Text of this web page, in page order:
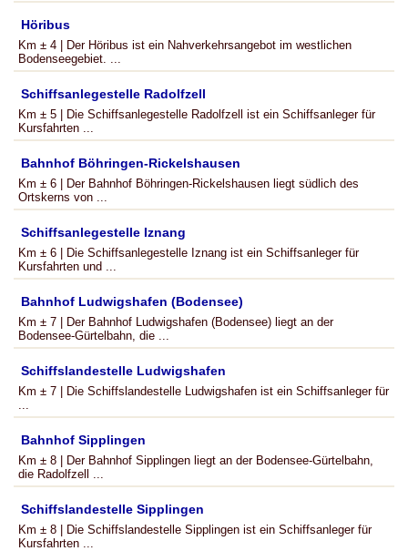
Höribus
Km ± 4 | Der Höribus ist ein Nahverkehrsangebot im westlichen
Bodenseegebiet. ...
Schiffsanlegestelle Radolfzell
Km ± 5 | Die Schiffsanlegestelle Radolfzell ist ein Schiffsanleger für
Kursfahrten ...
Bahnhof Böhringen-Rickelshausen
Km ± 6 | Der Bahnhof Böhringen-Rickelshausen liegt südlich des
Ortskerns von ...
Schiffsanlegestelle Iznang
Km ± 6 | Die Schiffsanlegestelle Iznang ist ein Schiffsanleger für
Kursfahrten und ...
Bahnhof Ludwigshafen (Bodensee)
Km ± 7 | Der Bahnhof Ludwigshafen (Bodensee) liegt an der
Bodensee-Gürtelbahn, die ...
Schiffslandestelle Ludwigshafen
Km ± 7 | Die Schiffslandestelle Ludwigshafen ist ein Schiffsanleger für
...
Bahnhof Sipplingen
Km ± 8 | Der Bahnhof Sipplingen liegt an der Bodensee-Gürtelbahn,
die Radolfzell ...
Schiffslandestelle Sipplingen
Km ± 8 | Die Schiffslandestelle Sipplingen ist ein Schiffsanleger für
Kursfahrten ...